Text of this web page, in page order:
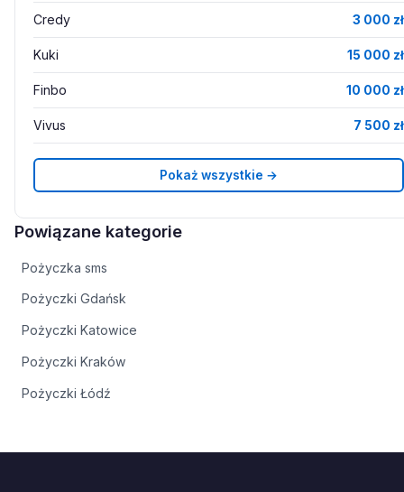
Credy 3 000 zł
Kuki 15 000 zł
Finbo 10 000 zł
Vivus 7 500 zł
Pokaż wszystkie →
Powiązane kategorie
Pożyczka sms
Pożyczki Gdańsk
Pożyczki Katowice
Pożyczki Kraków
Pożyczki Łódź